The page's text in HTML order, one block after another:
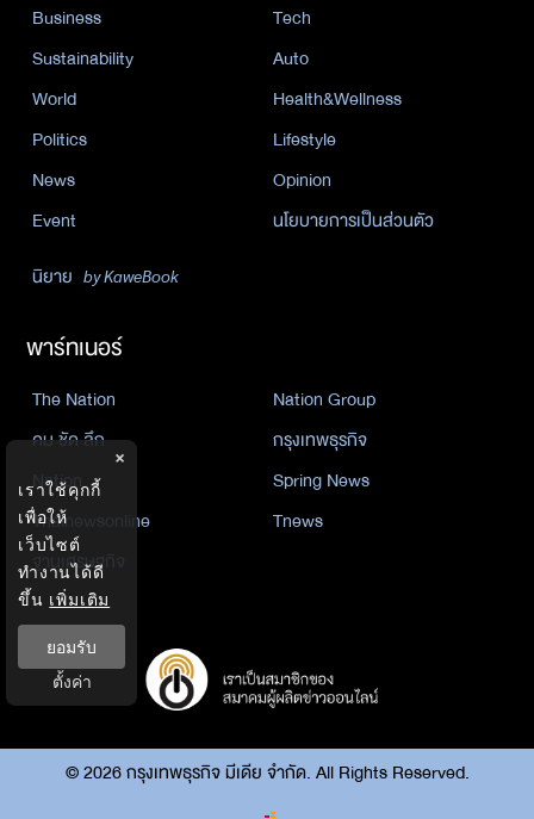
Business
Tech
Sustainability
Auto
World
Health&Wellness
Politics
Lifestyle
News
Opinion
Event
นโยบายการเป็นส่วนตัว
นิยาย by KaweBook
พาร์ทเนอร์
The Nation
Nation Group
คม ชัด ลึก
กรุงเทพธุรกิจ
Nation
Spring News
Thainewsonline
Tnews
ฐานเศรษฐกิจ
©2026กรุงเทพธุรกิจ มีเดีย จำกัด. All Rights Reserved.
×
เราใช้คุกกี้
เพื่อให้
เว็บไซต์
ทำงานได้ดี
ขึ้น เพิ่มเติม
ยอมรับ
ตั้งค่า